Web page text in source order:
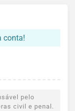
conta!
pelo
civil e penal.